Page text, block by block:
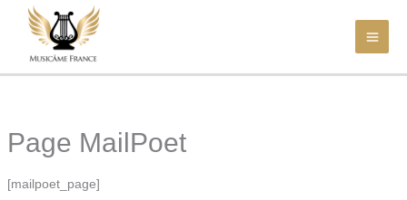
contenu
Page MailPoet
[mailpoet_page]